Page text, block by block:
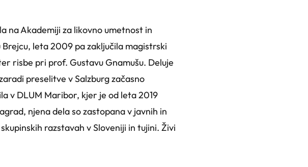
na Akademiji za likovno umetnost in
leta 2009 pa zaključila magistrski
risbe pri prof. Gustavu Gnamušu. Deluje
preselitve v Salzburg začasno
v DLUM Maribor, kjer je od leta 2019
njena dela so zastopana v javnih in
razstavah v Sloveniji in tujini. Živi